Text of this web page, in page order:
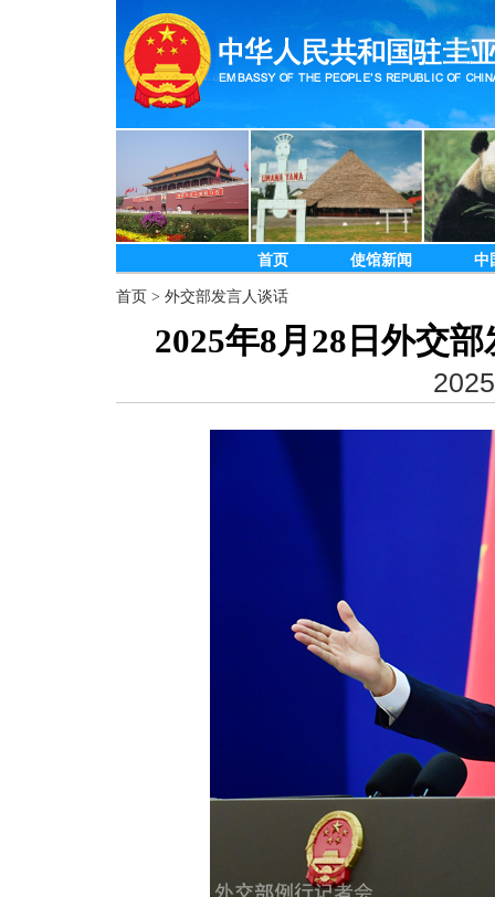
首页 使馆新闻 中
首页 > 外交部发言人谈话
2025年8月28日外交